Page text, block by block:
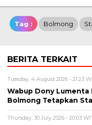
Tag : Bolmong
BERITA TERKAIT
Tuesday, 4 August 2026 - 21:23
Wabup Dony
Bolmong Tetapkan
Thursday, 30 July 2026 - 20:03